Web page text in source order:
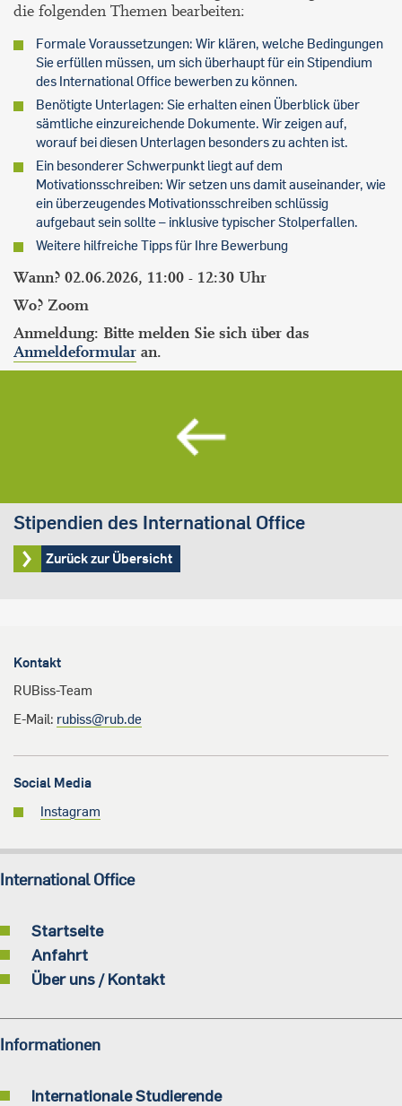
die folgenden Themen bearbeiten:
Formale Voraussetzungen: Wir klären, welche Bedingungen
Sie erfüllen müssen, um sich überhaupt für ein Stipendium
des International Office bewerben zu können.
Benötigte Unterlagen: Sie erhalten einen Überblick über
sämtliche einzureichende Dokumente. Wir zeigen auf,
worauf bei diesen Unterlagen besonders zu achten ist.
Ein besonderer Schwerpunkt liegt auf dem
Motivationsschreiben: Wir setzen uns damit auseinander, wie
ein überzeugendes Motivationsschreiben schlüssig
aufgebaut sein sollte – inklusive typischer Stolperfallen.
Weitere hilfreiche Tipps für Ihre Bewerbung
Wann? 02.06.2026, 11:00 - 12:30 Uhr
Wo? Zoom
Anmeldung: Bitte melden Sie sich über das
Anmeldeformular an.
Stipendien des International Office
Zurück zur Übersicht
Kontakt
RUBiss-Team
E-Mail: rubiss@rub.de
Social Media
Instagram
International Office
Startseite
Anfahrt
Über uns / Kontakt
Informationen
Internationale Studierende